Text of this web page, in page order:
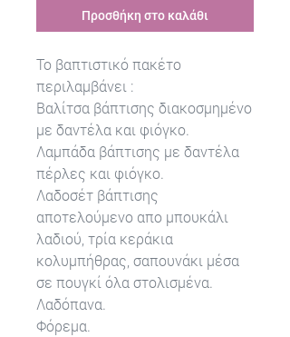
Προσθήκη στο καλάθι
Το βαπτιστικό πακέτο
περιλαμβάνει :
Βαλίτσα βάπτισης διακοσμημένο
με δαντέλα και φιόγκο.
Λαμπάδα βάπτισης με δαντέλα
πέρλες και φιόγκο.
Λαδοσέτ βάπτισης
αποτελούμενο απο μπουκάλι
λαδιού, τρία κεράκια
κολυμπήθρας, σαπουνάκι μέσα
σε πουγκί όλα στολισμένα.
Λαδόπανα.
Φόρεμα.